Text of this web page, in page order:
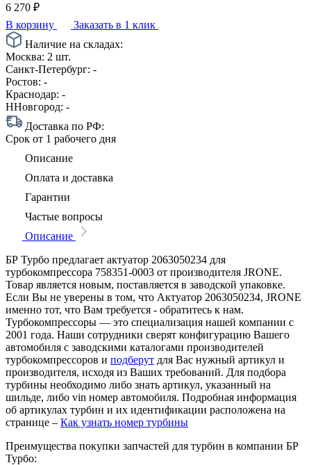
6 270 ₽
В корзину
Заказать в 1 клик
Наличие на складах:
Москва: 2 шт.
Санкт-Петербург: -
Ростов: -
Краснодар: -
ННовгород: -
Доставка по РФ:
Срок от 1 рабочего дня
Описание
Оплата и доставка
Гарантии
Частые вопросы
Описание
БР Турбо предлагает актуатор 2063050234 для
турбокомпрессора 758351-0003 от производителя JRONE.
Товар является новым, поставляется в заводской упаковке.
Если Вы не уверены в том, что Актуатор 2063050234, JRONE
именно тот, что Вам требуется - обратитесь к нам.
Турбокомпрессоры — это специализация нашей компании с
2001 года. Наши сотрудники сверят конфигурацию Вашего
автомобиля с заводскими каталогами производителей
турбокомпрессоров и подберут для Вас нужный артикул и
производителя, исходя из Ваших требований. Для подбора
турбины необходимо либо знать артикул, указанный на
шильде, либо vin номер автомобиля. Подробная информация
об артикулах турбин и их идентификации расположена на
странице – Как узнать номер турбины
Преимущества покупки запчастей для турбин в компании БР
Турбо: